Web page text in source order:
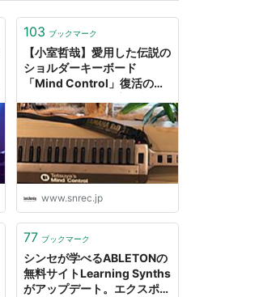
103 ブックマーク
【小室哲哉】愛用した伝説の
ショルダーキーボード
「Mind Control」復活の舞
と音響のすべてを届けるメデ
www.snrec.jp
77 ブックマーク
シンセが学べるABLETONの
無料サイトLearning Synths
がアップデート。エクスポー